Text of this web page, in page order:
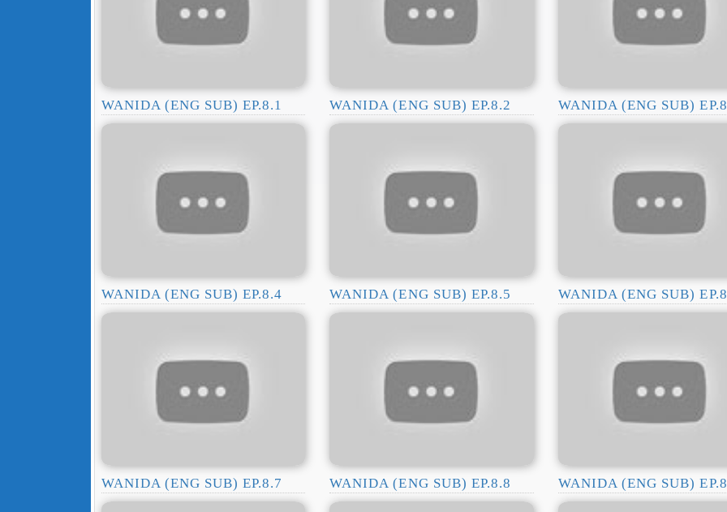
WANIDA (ENG SUB) EP.8.1 WANIDA (ENG SUB) EP.8.2 WANIDA (ENG SUB)
WANIDA (ENG SUB) EP.8.4 WANIDA (ENG SUB) EP.8.5 WANIDA (ENG SUB)
WANIDA (ENG SUB) EP.8.7 WANIDA (ENG SUB) EP.8.8 WANIDA (ENG SUB)